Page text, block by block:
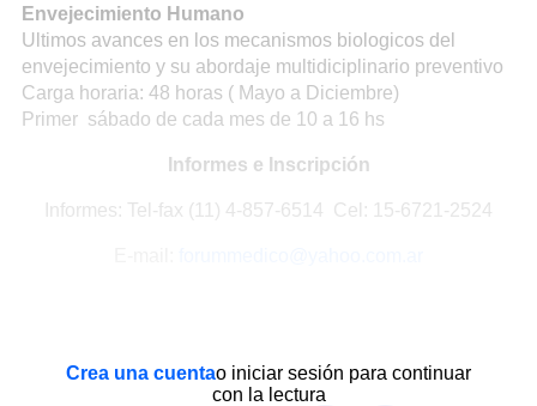
Envejecimiento Humano
Ultimos avances en los mecanismos biologicos del
envejecimiento y su abordaje multidiciplinario preventivo
Carga horaria: 48 horas ( Mayo a Diciembre)
Primer sábado de cada mes de 10 a 16 hs
Informes e Inscripción
Informes: Tel-fax (11) 4-857-6514 Cel: 15-6721-2524
Crea una cuentao iniciar sesión para continuar
con la lectura